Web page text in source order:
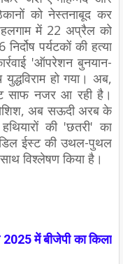
को नेस्तनाबूद कर
में 22 अप्रैल को
पर्यटकों की हत्या
'ऑपरेशन बुनयान-
हो गया। अब,
साफ नजर आ रही है।
अब सऊदी अरब के
की 'छतरी' का
ईस्ट की उथल-पुथल
विश्लेषण किया है।
2025 में बीजेपी का किला